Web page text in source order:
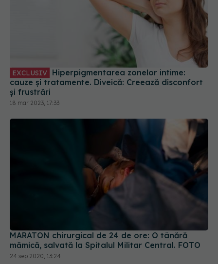
cauze și tratamente. Diveică: Creează disconfort
MARATON chirurgical de 24 de ore: O tânără
mămică, salvată la Spitalul Militar Central. FOTO